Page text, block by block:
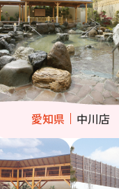
愛知県 中川店